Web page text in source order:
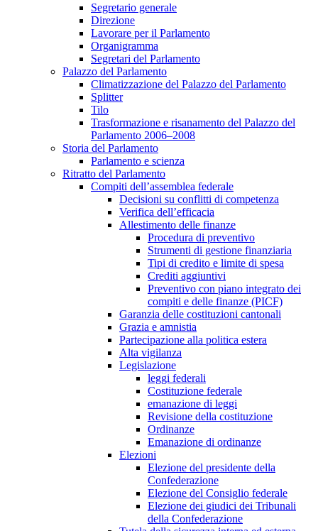
Segretario generale
Direzione
Lavorare per il Parlamento
Organigramma
Segretari del Parlamento
Palazzo del Parlamento
Climatizzazione del Palazzo del Parlamento
Splitter
Tilo
Trasformazione e risanamento del Palazzo del
Parlamento 2006–2008
Storia del Parlamento
Parlamento e scienza
Ritratto del Parlamento
Compiti dell’assemblea federale
Decisioni su conflitti di competenza
Verifica dell’efficacia
Allestimento delle finanze
Procedura di preventivo
Strumenti di gestione finanziaria
Tipi di credito e limite di spesa
Crediti aggiuntivi
Preventivo con piano integrato dei
compiti e delle finanze (PICF)
Garanzia delle costituzioni cantonali
Grazia e amnistia
Partecipazione alla politica estera
Alta vigilanza
Legislazione
leggi federali
Costituzione federale
emanazione di leggi
Revisione della costituzione
Ordinanze
Emanazione di ordinanze
Elezioni
Elezione del presidente della
Confederazione
Elezione del Consiglio federale
Elezione dei giudici dei Tribunali
della Confederazione